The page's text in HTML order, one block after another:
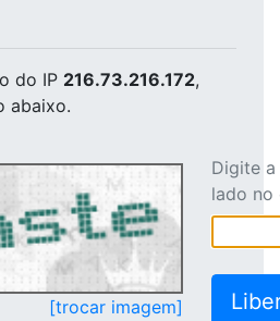
do IP 216.73.216.172,
abaixo.
[trocar imagem]
Digite
lado no